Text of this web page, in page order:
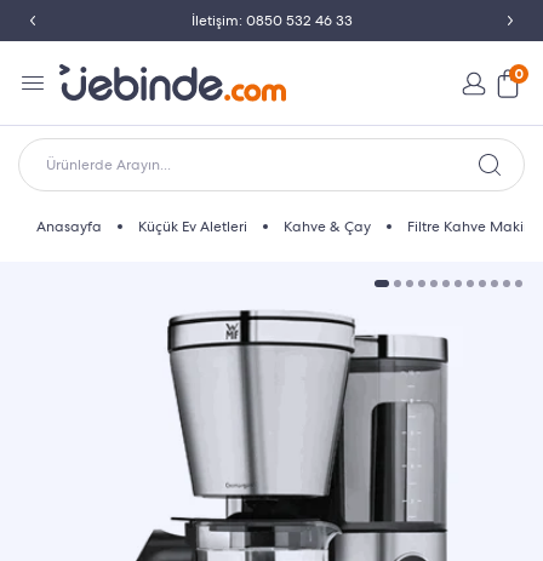
İletişim: 0850 532 46 33
0
Ürünlerde Arayın...
Anasayfa Küçük Ev Aletleri Kahve & Çay Filtre Kahve